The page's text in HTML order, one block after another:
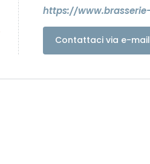
Contattaci via e-mail